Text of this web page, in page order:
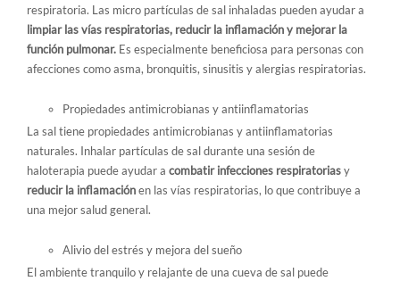
respiratoria. Las micro partículas de sal inhaladas pueden ayudar a
limpiar las vías respiratorias, reducir la inflamación y mejorar la
función pulmonar. Es especialmente beneficiosa para personas con
afecciones como asma, bronquitis, sinusitis y alergias respiratorias.
Propiedades antimicrobianas y antiinflamatorias
La sal tiene propiedades antimicrobianas y antiinflamatorias
naturales. Inhalar partículas de sal durante una sesión de
haloterapia puede ayudar a combatir infecciones respiratoriasy
reducir la inflamaciónen las vías respiratorias, lo que contribuye a
una mejor salud general.
Alivio del estrés y mejora del sueño
El ambiente tranquilo y relajante de una cueva de sal puede